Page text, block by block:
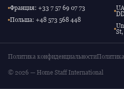
Франция: +33 7 57 69 07 73
Польша: +48 573 568 448
Политика конфиденциальности
© 2026 — Home Staff International